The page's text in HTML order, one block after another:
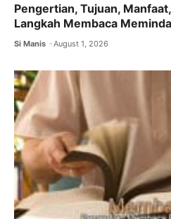
Pengertian, Tujuan,
Langkah Membaca
Si Manis August 1, 2026